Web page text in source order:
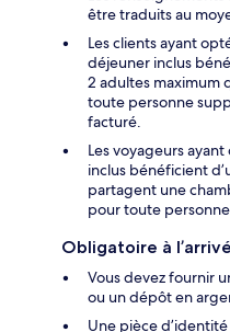
être traduits au
Les clients ayant
déjeuner inclus
2 adultes maximum
toute personne
facturé.
Les voyageurs
inclus bénéficient
partagent une
pour toute
Obligatoire à
Vous devez fournir
ou un dépôt en
Une pièce